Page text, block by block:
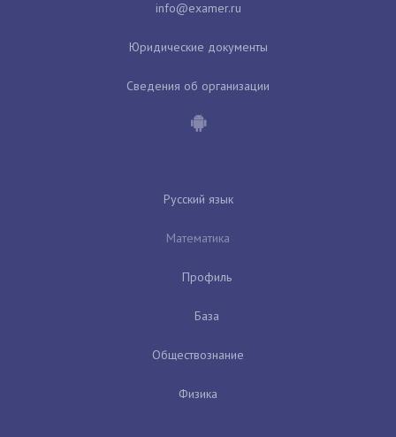
Юридические документы
Сведения об организации
Русский язык
Математика
Профиль
База
Обществознание
Физика